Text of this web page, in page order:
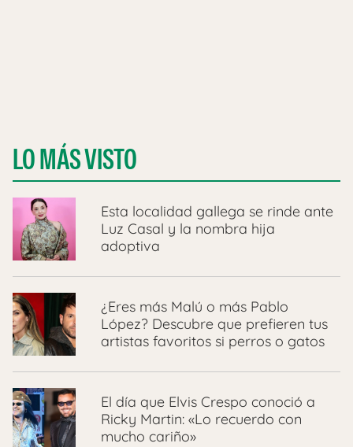
LO MÁS VISTO
Esta localidad gallega se rinde ante
Luz Casal y la nombra hija
adoptiva
¿Eres más Malú o más Pablo
López? Descubre que prefieren tus
artistas favoritos si perros o gatos
El día que Elvis Crespo conoció a
Ricky Martin: «Lo recuerdo con
mucho cariño»